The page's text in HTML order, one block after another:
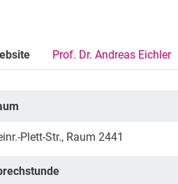
Prof. Dr. Andreas Eichler
Plett-Str., Raum 2441